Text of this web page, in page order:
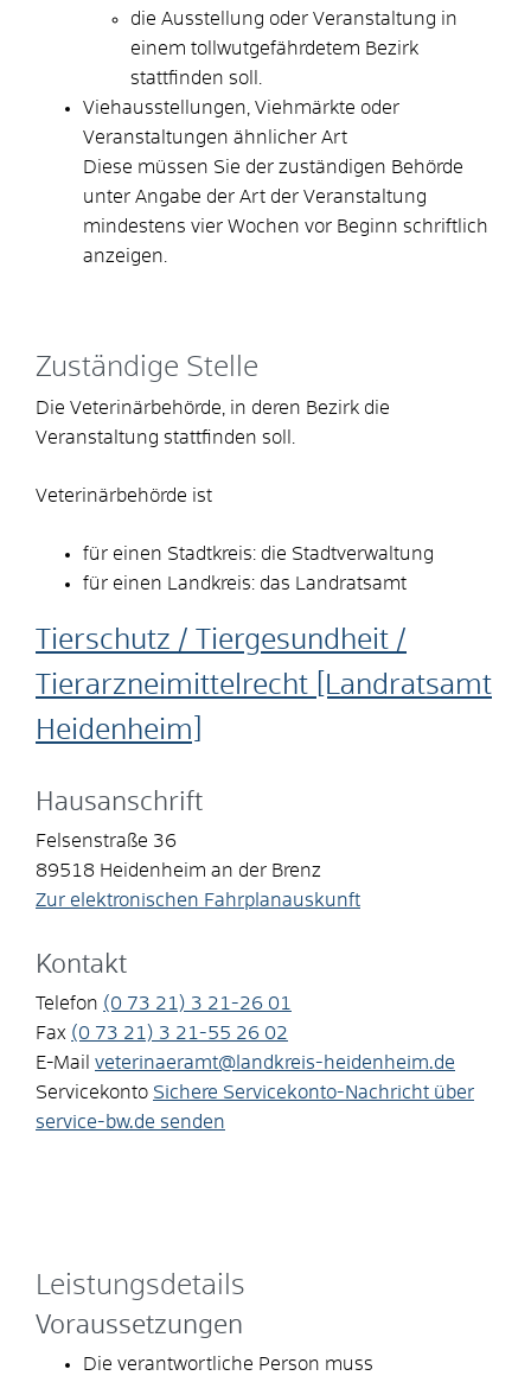
die Ausstellung oder Veranstaltung in
einem tollwutgefährdetem Bezirk
stattfinden soll.
Viehausstellungen, Viehmärkte oder
Veranstaltungen ähnlicher Art
Diese müssen Sie der zuständigen Behörde
unter Angabe der Art der Veranstaltung
mindestens vier Wochen vor Beginn schriftlich
anzeigen
Zuständige Stelle
Die Veterinärbehörde, in deren Bezirk die
Veranstaltung stattfinden soll.
Veterinärbehörde ist
für einen Stadtkreis: die Stadtverwaltung
für einen Landkreis: das Landratsamt
Tierschutz / Tiergesundheit /
Tierarzneimittelrecht [Landratsamt
Heidenheim]
Hausanschrift
Felsenstraße 36
89518 Heidenheim an der Brenz
Zur elektronischen Fahrplanauskunft
Kontakt
Telefon (0 73 21) 3 21-26 01
Fax (0 73 21) 3 21-55 26 02
E-Mail veterinaeramt@landkreis-heidenheim.de
Servicekonto Sichere Servicekonto-Nachricht über
service-bw.de senden
Leistungsdetails
Voraussetzungen
Die verantwortliche Person muss